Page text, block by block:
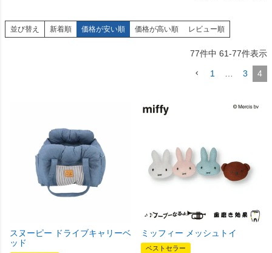
並び替え 新着順 価格が安い順 価格が高い順 レビュー順
77件中 61-77件表示
1 3 4
スヌーピー ドライブキャリーベ
ッド
ミッフィー メッシュトイ
ベストセラー